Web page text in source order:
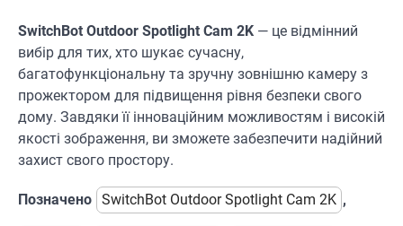
SwitchBot Outdoor Spotlight Cam 2K — це відмінний
вибір для тих, хто шукає сучасну,
багатофункціональну та зручну зовнішню камеру з
прожектором для підвищення рівня безпеки свого
дому. Завдяки її інноваційним можливостям і високій
якості зображення, ви зможете забезпечити надійний
захист свого простору.
Позначено SwitchBot Outdoor Spotlight Cam 2K ,
ОСВІТЛЕННЯ РОЗУМНИЙ ДІМ
Розумні сонячні прожектори AiDot
Linkind
В'ячеслав 2024-09-05